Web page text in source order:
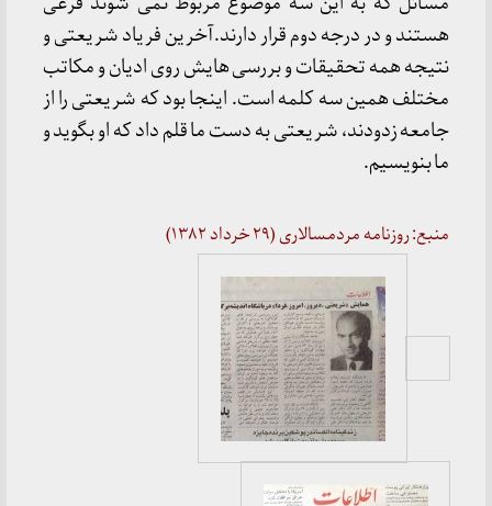
هستند و در درجه دوم قرار دارند.آخرین فریاد شریعتی و
نتیجه همه تحقیقات و بررسی هایش روی ادیان و مکاتب
مختلف همین سه کلمه است. اینجا بود که شریعتی را از
جامعه زدودند، شریعتی به دست ما قلم داد که او بگوید و
ما بنویسیم.
منبع: روزنامه مردمسالاری (۲۹ خرداد ۱۳۸۲)